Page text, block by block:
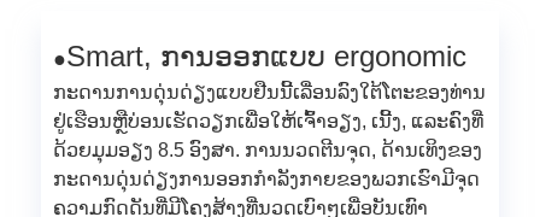
●Smart, ການອອກແບບ ergonomic
ກະດານການດຸ່ນດ່ຽງແບບຢືນນີ້ເລື່ອນລົງໃຕ້ໂຕະຂອງທ່ານ
ຢູ່ເຮືອນຫຼືບ່ອນເຮັດວຽກເພື່ອໃຫ້ເຈົ້າອຽງ, ເນີ້ງ, ແລະຄົງທີ່
ດ້ວຍມຸມອຽງ 8.5 ອົງສາ. ການນວດຕີນຈຸດ, ດ້ານເທິງຂອງ
ກະດານດຸ່ນດ່ຽງການອອກກໍາລັງກາຍຂອງພວກເຮົາມີຈຸດ
ຄວາມກົດດັນທີ່ມີໂຄງສ້າງທີ່ນວດເບົາໆເພື່ອບັນເທົາ